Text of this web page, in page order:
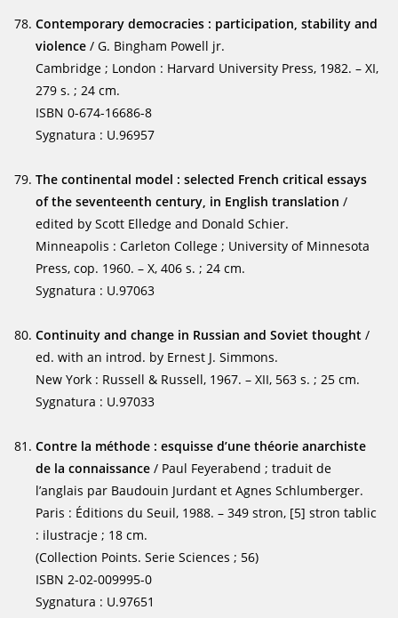
Contemporary democracies : participation, stability and
violence / G. Bingham Powell jr.
Cambridge ; London : Harvard University Press, 1982. – XI,
279 s. ; 24 cm.
ISBN 0-674-16686-8
Sygnatura : U.96957
The continental model : selected French critical essays
of the seventeenth century, in English translation /
edited by Scott Elledge and Donald Schier.
Minneapolis : Carleton College ; University of Minnesota
Press, cop. 1960. – X, 406 s. ; 24 cm.
Sygnatura : U.97063
Continuity and change in Russian and Soviet thought /
ed. with an introd. by Ernest J. Simmons.
New York : Russell & Russell, 1967. – XII, 563 s. ; 25 cm.
Sygnatura : U.97033
Contre la méthode : esquisse d’une théorie anarchiste
de la connaissance / Paul Feyerabend ; traduit de
l’anglais par Baudouin Jurdant et Agnes Schlumberger.
Paris : Éditions du Seuil, 1988. – 349 stron, [5] stron tablic
: ilustracje ; 18 cm.
(Collection Points. Serie Sciences ; 56)
ISBN 2-02-009995-0
Sygnatura : U.97651